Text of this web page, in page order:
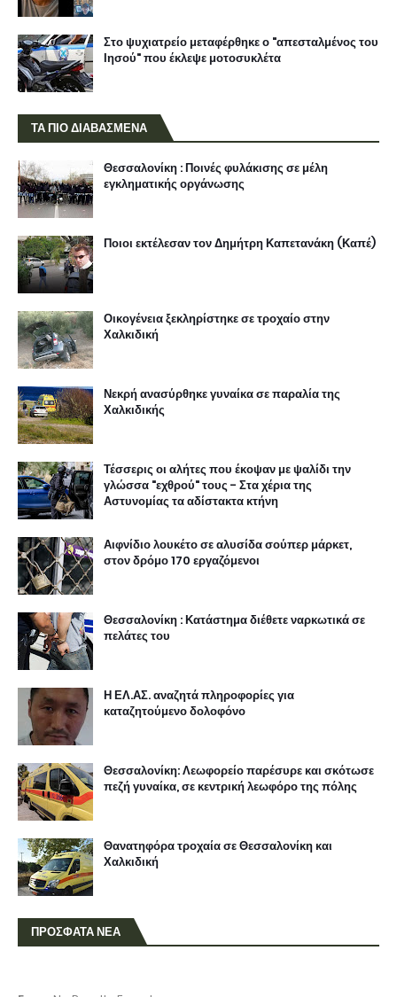
Στο ψυχιατρείο μεταφέρθηκε ο "απεσταλμένος του
Ιησού" που έκλεψε μοτοσυκλέτα
ΤΑ ΠΙΟ ΔΙΑΒΑΣΜΕΝΑ
Θεσσαλονίκη : Ποινές φυλάκισης σε μέλη
εγκληματικής οργάνωσης
Ποιοι εκτέλεσαν τον Δημήτρη Καπετανάκη (Καπέ)
Οικογένεια ξεκληρίστηκε σε τροχαίο στην
Χαλκιδική
Νεκρή ανασύρθηκε γυναίκα σε παραλία της
Χαλκιδικής
Τέσσερις οι αλήτες που έκοψαν με ψαλίδι την
γλώσσα "εχθρού" τους - Στα χέρια της
Αστυνομίας τα αδίστακτα κτήνη
Αιφνίδιο λουκέτο σε αλυσίδα σούπερ μάρκετ,
στον δρόμο 170 εργαζόμενοι
Θεσσαλονίκη : Κατάστημα διέθετε ναρκωτικά σε
πελάτες του
Η ΕΛ.ΑΣ. αναζητά πληροφορίες για
καταζητούμενο δολοφόνο
Θεσσαλονίκη: Λεωφορείο παρέσυρε και σκότωσε
πεζή γυναίκα, σε κεντρική λεωφόρο της πόλης
Θανατηφόρα τροχαία σε Θεσσαλονίκη και
Χαλκιδική
ΠΡΟΣΦΑΤΑ ΝΕΑ